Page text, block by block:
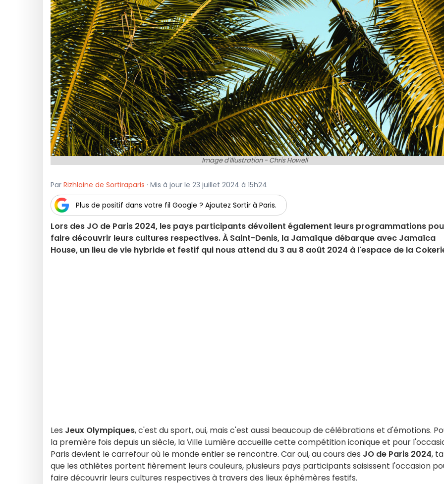
Image d'Illustration - Chris Howell
Par Rizhlaine de Sortiraparis · Mis à jour le 23 juillet 2024 à 15h24
Plus de positif dans votre fil Google ? Ajoutez Sortir à Paris.
Lors des JO de Paris 2024, les pays participants dévoilent également leurs programmations
faire découvrir leurs cultures respectives. À Saint-Denis, la Jamaïque débarque avec Jamaïca
House, un lieu de vie hybride et festif qui nous attend du 3 au 8 août 2024 à l'espace de la
Les Jeux Olympiques, c'est du sport, oui, mais c'est aussi beaucoup de célébrations et d'émotions.
la première fois depuis un siècle, la Ville Lumière accueille cette compétition iconique et pour
Paris devient le carrefour où le monde entier se rencontre. Car oui, au cours des JO de Paris 2024,
que les athlètes portent fièrement leurs couleurs, plusieurs pays participants saisissent l'occasion
faire découvrir leurs cultures respectives à travers des lieux éphémères festifs.